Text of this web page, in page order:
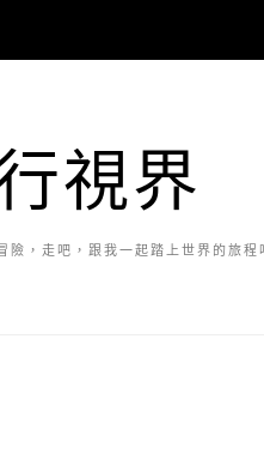
視界
，走吧，跟我一起踏上世界的旅程